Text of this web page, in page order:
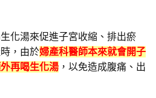
化湯來促進子宮收縮、排出瘀
，由於婦產科醫師本來就會開子
再喝生化湯 ，以免造成腹痛、出